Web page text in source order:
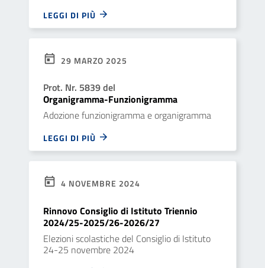
LEGGI DI PIÙ
29 MARZO 2025
Prot. Nr. 5839 del
Organigramma-Funzionigramma
Adozione funzionigramma e organigramma
LEGGI DI PIÙ
4 NOVEMBRE 2024
Rinnovo Consiglio di Istituto Triennio
2024/25-2025/26-2026/27
Elezioni scolastiche del Consiglio di Istituto
24-25 novembre 2024